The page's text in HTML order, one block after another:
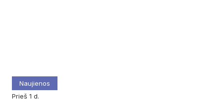
Naujienos
prieš 1 d.